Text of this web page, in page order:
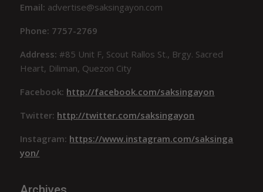
Email: advertise@saksingayon.com
Phone: 7757-2769
Address:#85 Unit F, Scout Rallos St., Brgy. Sacred
Heart, Diliman, Quezon City
Facebook: http://facebook.com/saksingayon
Twitter: http://twitter.com/saksingayon
Instagram: https://www.instagram.com/saksinga
yon/